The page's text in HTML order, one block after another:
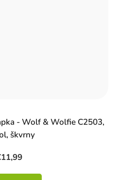
- Wolf & Wolfie C2503,
škvrny